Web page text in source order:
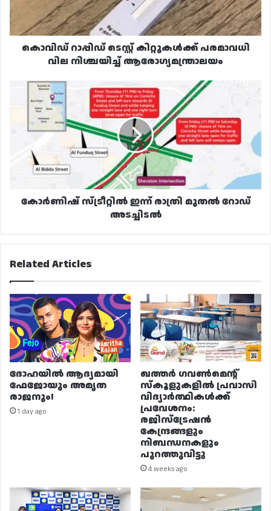
നിശ്ചയിച്ച്
ആരോഗ്യമന്ത്രാലയം
കൊവിഡ് റാപ്പിഡ് ടെസ്റ്റ് കിറ്റുകൾക്ക് പരമാവധി
വില നിശ്ചയിച്ച് ആരോഗ്യമന്ത്രാലയം
കോർണിഷ്
സ്ട്രീറ്റിൽ
രാത്രി
റോഡ്
അടച്ചിടൽ
കോർണിഷ് സ്ട്രീറ്റിൽ ഇന്ന് രാത്രി മുതൽ റോഡ്
അടച്ചിടൽ
Related Articles
ദോഹയിൽ ആദ്യമായി
ഫേജോയും അമൃത
രാജനും!
1 day ago
ഖത്തർ ഗവൺമെന്റ്
സ്കൂളുകളിൽ പ്രവാസി
വിദ്യാർത്ഥികൾക്ക്
പ്രവേശനം:
രജിസ്ട്രേഷൻ
കേന്ദ്രങ്ങളും
നിബന്ധനകളും
പുറത്തുവിട്ടു
4 weeks ago